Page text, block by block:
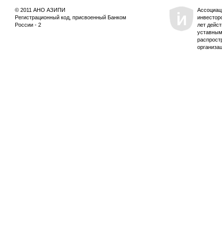
© 2011 АНО АЗИПИ
Регистрационный код, присвоенный Банком
России - 2
лет